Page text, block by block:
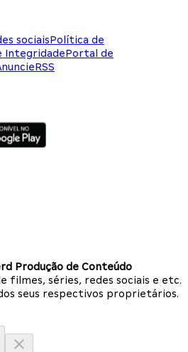
sociaisPolítica de
IntegridadePortal de
RSS
Produção de Conteúdo
filmes, séries, redes sociais e etc.
seus respectivos proprietários.